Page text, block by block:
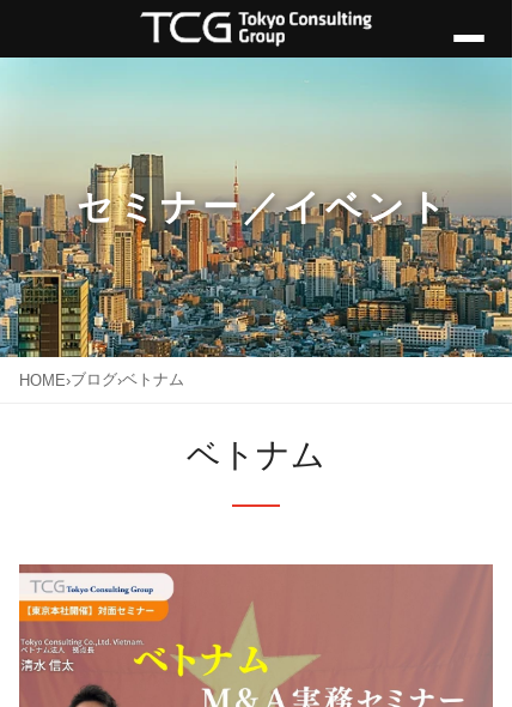
セミナー／イベント
HOME›ブログ›ベトナム
ベトナム